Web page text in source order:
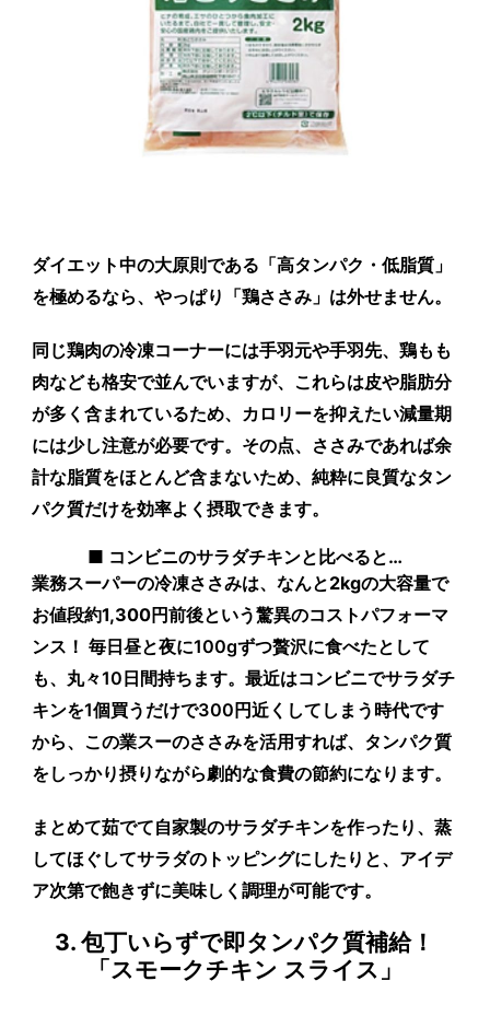
ダイエット中の大原則である「高タンパク・低脂質」
を極めるなら、やっぱり「鶏ささみ」は外せません。
同じ鶏肉の冷凍コーナーには手羽元や手羽先、鶏もも
肉なども格安で並んでいますが、これらは皮や脂肪分
が多く含まれているため、カロリーを抑えたい減量期
には少し注意が必要です。その点、ささみであれば余
計な脂質をほとんど含まないため、純粋に良質なタン
パク質だけを効率よく摂取できます。
■ コンビニのサラダチキンと比べると…
業務スーパーの冷凍ささみは、なんと2kgの大容量で
お値段約1,300円前後という驚異のコストパフォーマ
ンス！ 毎日昼と夜に100gずつ贅沢に食べたとして
も、丸々10日間持ちます。最近はコンビニでサラダチ
キンを1個買うだけで300円近くしてしまう時代です
から、この業スーのささみを活用すれば、タンパク質
をしっかり摂りながら劇的な食費の節約になります。
まとめて茹でて自家製のサラダチキンを作ったり、蒸
してほぐしてサラダのトッピングにしたりと、アイデ
ア次第で飽きずに美味しく調理が可能です。
3. 包丁いらずで即タンパク質補給！
「スモークチキン スライス」